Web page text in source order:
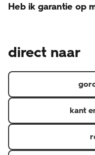
helaas niet mogelijk.
Neem dan contact op
raamdecoratie hebt
Heb ik garantie op
Hierdoor heb je 5 jaar
(confectioneren is het
direct naar
kant